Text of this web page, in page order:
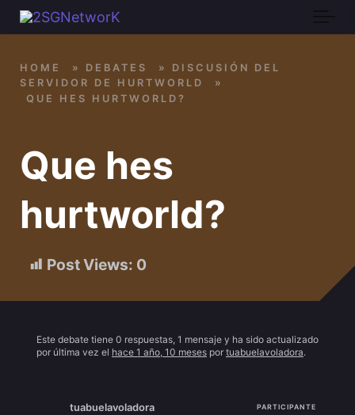
Skip to main content
Que hes
hurtworld?
Post Views: 0
HOME » DEBATES »
DISCUSIÓN DEL
SERVIDOR DE HURTWORLD
»
QUE HES HURTWORLD?
Este debate tiene 0 respuestas, 1 mensaje y ha sido actualizado
por última vez el hace 1 año, 10 meses por tuabuelavoladora.
tuabuelavoladora PARTICIPANTE